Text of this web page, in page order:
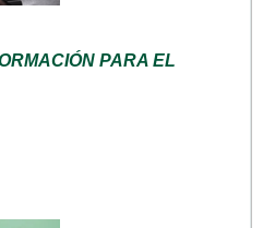
PARA EL